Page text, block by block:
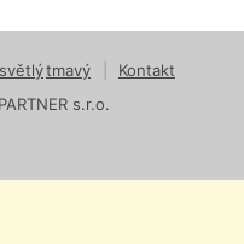
světlýtmavý
Kontakt
s.r.o.